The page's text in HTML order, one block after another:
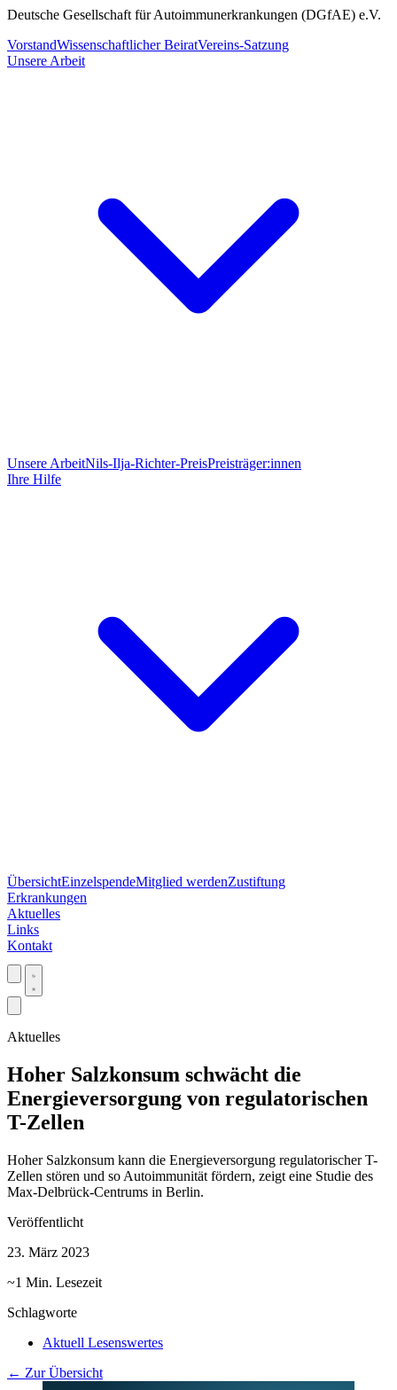
Deutsche Gesellschaft für Autoimmunerkrankungen (DGfAE) e.V.
VorstandWissenschaftlicher BeiratVereins-Satzung
Unsere Arbeit
Unsere ArbeitNils-Ilja-Richter-PreisPreisträger:innen
Ihre Hilfe
ÜbersichtEinzelspendeMitglied werdenZustiftung
Erkrankungen
Aktuelles
Links
Kontakt
Aktuelles
Hoher Salzkonsum schwächt die
Energieversorgung von regulatorischen
T-Zellen
Hoher Salzkonsum kann die Energieversorgung regulatorischer T-
Zellen stören und so Autoimmunität fördern, zeigt eine Studie des
Max-Delbrück-Centrums in Berlin.
Veröffentlicht
23. März 2023
~1 Min. Lesezeit
Schlagworte
Aktuell Lesenswertes
← Zur Übersicht